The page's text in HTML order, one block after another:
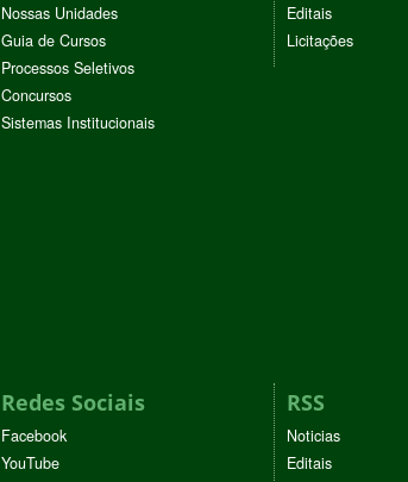
Nossas Unidades
Guia de Cursos
Processos Seletivos
Concursos
Sistemas Institucionais
Editais
Licitações
Redes Sociais
Facebook
YouTube
RSS
Noticias
Editais